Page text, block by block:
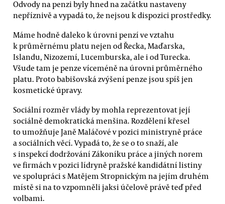
Odvody na penzi byly hned na začátku nastaveny
nepříznivě a vypadá to, že nejsou k dispozici prostředky.
Máme hodně daleko k úrovni penzí ve vztahu
k průměrnému platu nejen od Řecka, Maďarska,
Islandu, Nizozemí, Lucemburska, ale i od Turecka.
Všude tam je penze víceméně na úrovni průměrného
platu. Proto babišovská zvýšení penze jsou spíš jen
kosmetické úpravy.
Sociální rozměr vlády by mohla reprezentovat její
sociálně demokratická menšina. Rozdělení křesel
to umožňuje Janě Maláčové v pozici ministryně práce
a sociálních věcí. Vypadá to, že se o to snaží, ale
s inspekcí dodržování Zákoníku práce a jiných norem
ve firmách v pozici lídryně pražské kandidátní listiny
ve spolupráci s Matějem Stropnickým na jejím druhém
místě si na to vzpomněli jaksi účelově právě teď před
volbami.